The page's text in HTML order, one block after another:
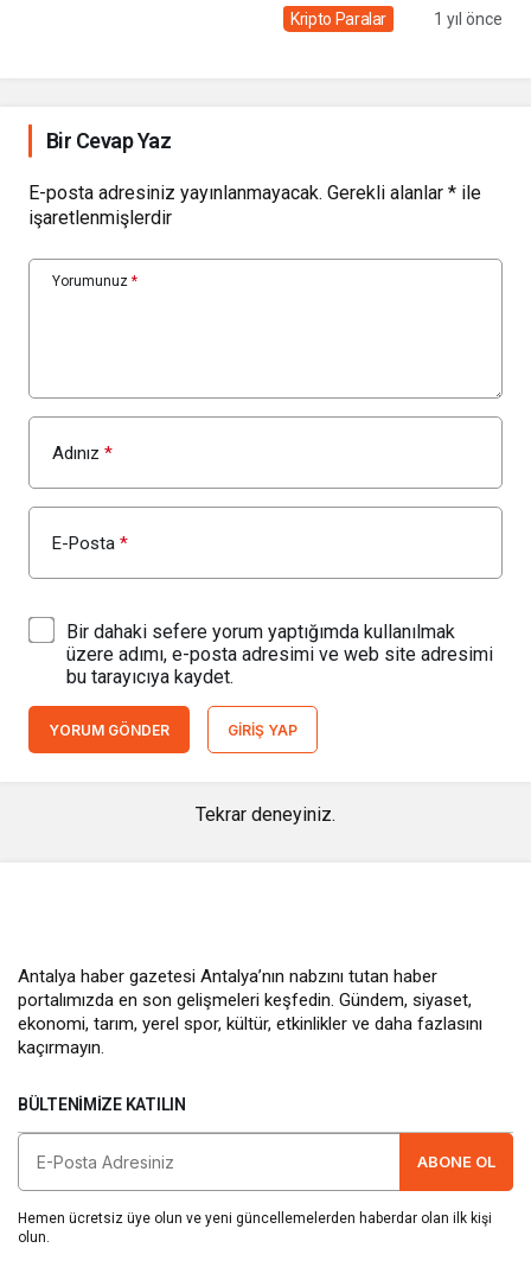
Kripto Paralar 1 yıl önce
Bir Cevap Yaz
E-posta adresiniz yayınlanmayacak. Gerekli alanlar * ile
işaretlenmişlerdir
Yorumunuz *
Adınız *
E-Posta *
Bir dahaki sefere yorum yaptığımda kullanılmak
üzere adımı, e-posta adresimi ve web site adresimi
bu tarayıcıya kaydet.
YORUM GÖNDER GIRIŞ YAP
Tekrar deneyiniz.
Antalya haber gazetesi Antalya’nın nabzını tutan haber
portalımızda en son gelişmeleri keşfedin. Gündem, siyaset,
ekonomi, tarım, yerel spor, kültür, etkinlikler ve daha fazlasını
kaçırmayın.
BÜLTENIMIZE KATILIN
ABONE OL
Hemen ücretsiz üye olun ve yeni güncellemelerden haberdar olan ilk kişi
olun.